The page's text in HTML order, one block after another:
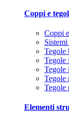
Coppi e
Coppi
Tegole
Tegole
Tegole
Tegole
Tegole
Elementi